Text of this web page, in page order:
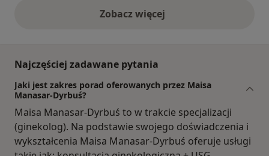
Zobacz więcejopinie powyżej
Najczęściej zadawane pytania
Jaki jest zakres porad oferowanych przez Maisa
Manasar-Dyrbuś?
Maisa Manasar-Dyrbuś to w trakcie specjalizacji
(ginekolog). Na podstawie swojego doświadczenia i
wykształcenia Maisa Manasar-Dyrbuś oferuje usługi